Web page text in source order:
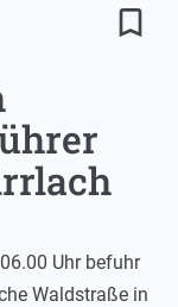
bookmark_border
Uhr befuhr
Waldstraße in